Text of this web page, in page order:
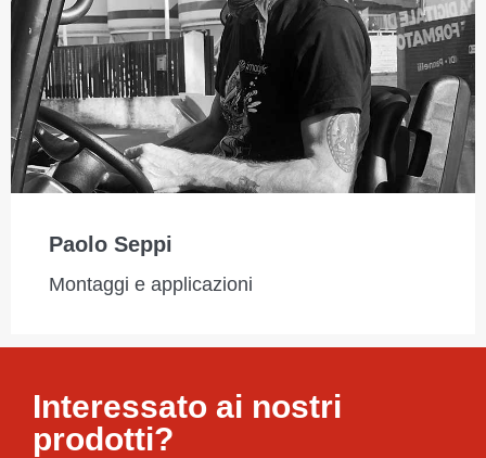
Paolo Seppi
Montaggi e applicazioni
Interessato ai nostri
prodotti?